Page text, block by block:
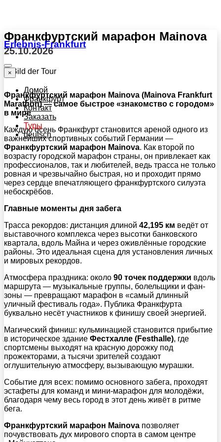
Erlebnis-Frankfurt
×
Домой
Франкфурт
Контакт
Заказать
Туры
deutsch
Франкфуртский марафон Mainova
25.10.2026
Франкфуртский марафон Mainova (Mainova Frankfurt
Marathon) — самое быстрое «знакомство с городом»
в мире
Каждую осень Франкфурт становится ареной одного из
важнейших спортивных событий Германии —
Франкфуртский марафон Mainova. Как второй по
возрасту городской марафон страны, он привлекает как
профессионалов, так и любителей, ведь трасса не только
ровная и чрезвычайно быстрая, но и проходит прямо
через сердце впечатляющего франкфуртского силуэта
небоскрёбов.
Главные моменты дня забега
Трасса рекордов: дистанция длиной 42,195 км ведёт от
выставочного комплекса через высотки банковского
квартала, вдоль Майна и через оживлённые городские
районы. Это идеальная сцена для установления личных
и мировых рекордов.
Атмосфера праздника: около 90 точек поддержки вдоль
маршрута — музыкальные группы, болельщики и фан-
зоны — превращают марафон в «самый длинный
уличный фестиваль года». Публика Франкфурта
буквально несёт участников к финишу своей энергией.
Магический финиш: кульминацией становится прибытие
в историческое здание Фестхалле (Festhalle), где
спортсмены выходят на красную дорожку под
прожекторами, а тысячи зрителей создают
оглушительную атмосферу, вызывающую мурашки.
Событие для всех: помимо основного забега, проходят
эстафеты для команд и мини-марафон для молодёжи,
благодаря чему весь город в этот день живёт в ритме
бега.
Франкфуртский марафон Mainova позволяет
почувствовать дух мирового спорта в самом центре